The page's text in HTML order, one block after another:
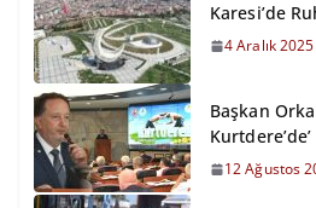
Karesi’de
4 Aralık
Başkan
Kurtdere’de’
12 Ağustos